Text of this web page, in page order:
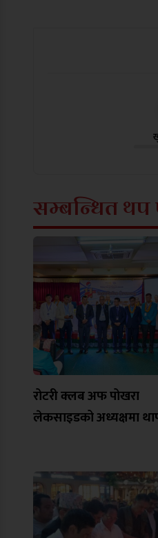
सम्बन्धित
रोटरी क्लब अफ पोखरा
लेकसाइडको अध्यक्षमा